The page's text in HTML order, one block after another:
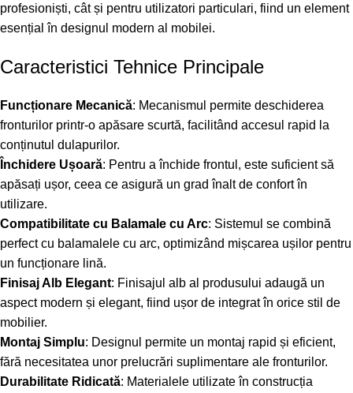
profesioniști, cât și pentru utilizatori particulari, fiind un element
esențial în designul modern al mobilei.
Caracteristici Tehnice Principale
Funcționare Mecanică: Mecanismul permite deschiderea
fronturilor printr-o apăsare scurtă, facilitând accesul rapid la
conținutul dulapurilor.
Închidere Ușoară: Pentru a închide frontul, este suficient să
apăsați ușor, ceea ce asigură un grad înalt de confort în
utilizare.
Compatibilitate cu Balamale cu Arc: Sistemul se combină
perfect cu balamalele cu arc, optimizând mișcarea ușilor pentru
un funcționare lină.
Finisaj Alb Elegant: Finisajul alb al produsului adaugă un
aspect modern și elegant, fiind ușor de integrat în orice stil de
mobilier.
Montaj Simplu: Designul permite un montaj rapid și eficient,
fără necesitatea unor prelucrări suplimentare ale fronturilor.
Durabilitate Ridicată: Materialele utilizate în construcția